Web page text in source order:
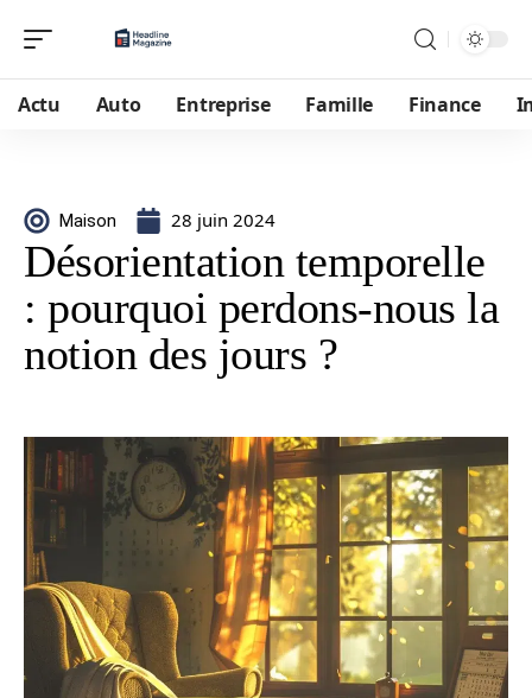
Actu Auto Entreprise Famille Finance
Maison 28 juin 2024
Désorientation temporelle
: pourquoi perdons-nous la
notion des jours ?